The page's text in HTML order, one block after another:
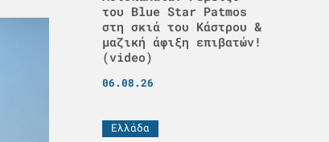
του Blue Star Patmos
στη σκιά του Κάστρου &
μαζική άφιξη επιβατών!
(video)
06.08.26
Ελλάδα